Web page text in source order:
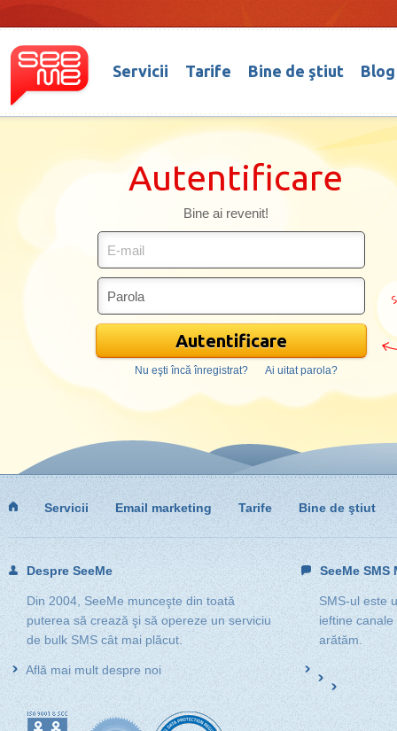
Servicii Tarife Bine de ştiut Blog
Autentificare
Bine ai revenit!
E-mail
Parola
Autentificare
Nu eşti încă înregistrat? Ai uitat parola?
Servicii Email marketing Tarife Bine de ştiut
Despre SeeMe
Din 2004, SeeMe munceşte din toată
puterea să crează şi să opereze un serviciu
de bulk SMS cât mai plăcut.
Află mai mult despre noi
SeeMe
SMS-ul este
ieftine
arătăm.